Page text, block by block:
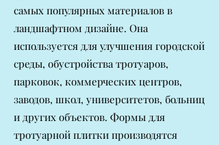
самых популярных материалов в
ландшафтном дизайне. Она
используется для улучшения городской
среды, обустройства тротуаров,
парковок, коммерческих центров,
заводов, школ, университетов, больниц
и других объектов. Формы для
тротуарной плитки производятся